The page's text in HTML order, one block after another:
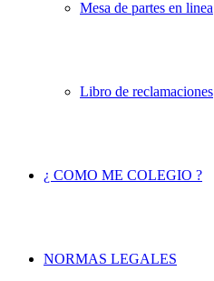
Mesa de partes en linea
Libro de reclamaciones
¿ COMO ME COLEGIO ?
NORMAS LEGALES